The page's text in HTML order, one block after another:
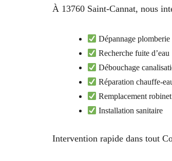
À 13760 Saint-Cannat, nous
Dépannage plomberie
Recherche fuite d’eau
Débouchage
Réparation chauffe-
Remplacement robinet
Installation sanitaire
Intervention rapide dans tout